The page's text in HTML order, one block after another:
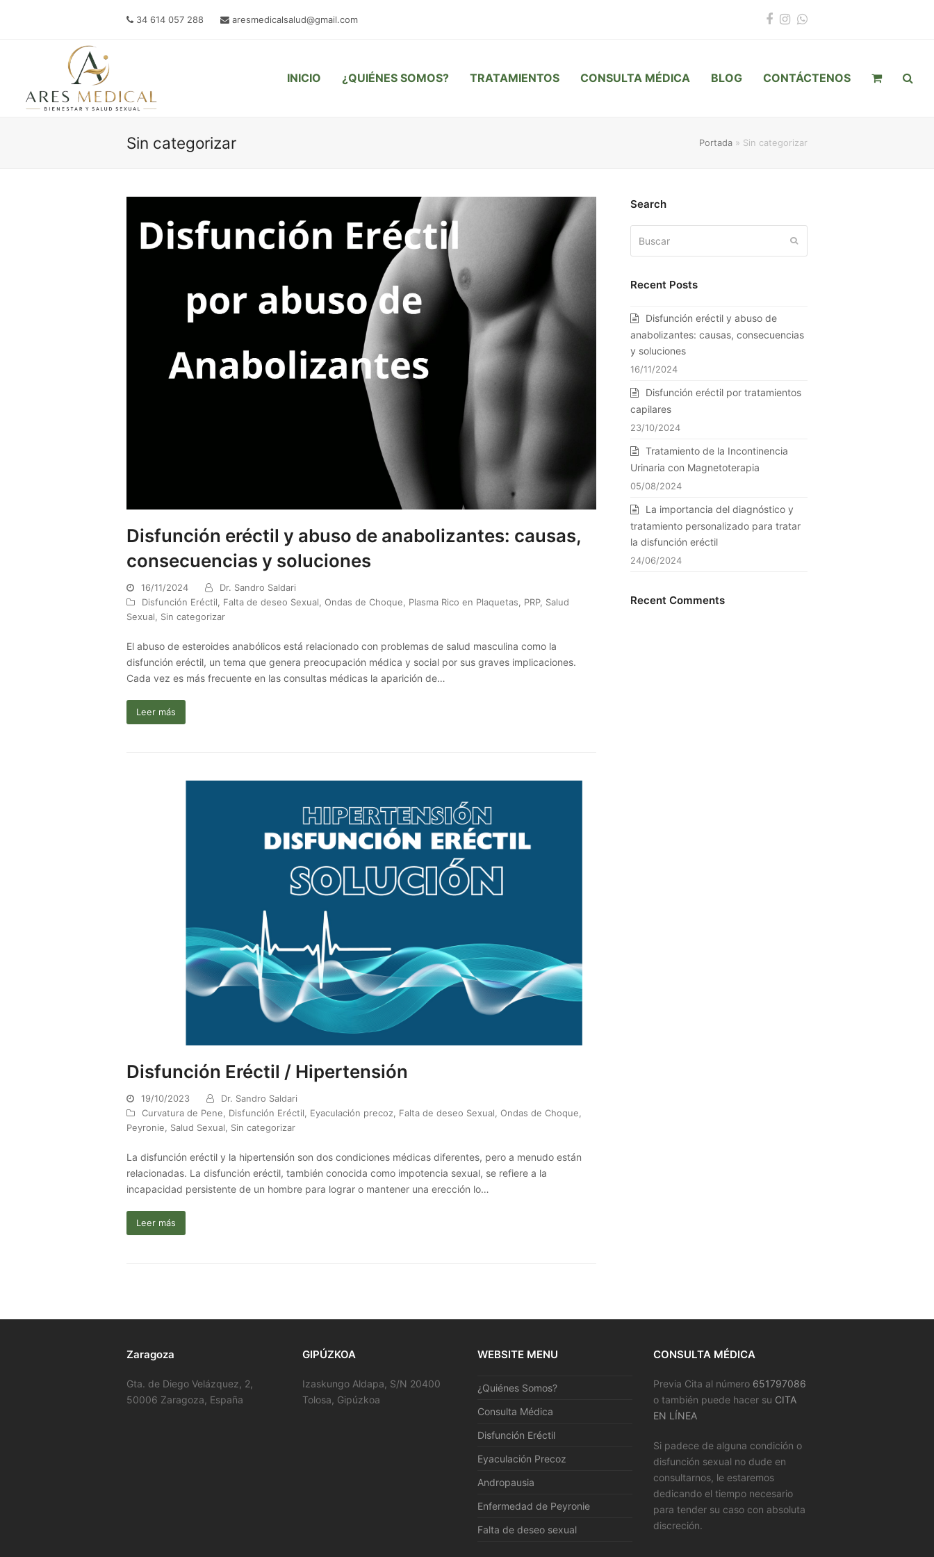
34 614 057 288 aresmedicalsalud@gmail.com Facebook
Instagram
Whatsapp
INICIO ¿QUIÉNES SOMOS? TRATAMIENTOS CONSULTA MÉDICA BLOG CONTÁCTENOS
Sin categorizar Portada » Sin categorizar
Disfunción eréctil y abuso de anabolizantes: causas,
consecuencias y soluciones
16/11/2024
Dr. Sandro Saldari
Disfunción Eréctil, Falta de deseo Sexual, Ondas de Choque, Plasma Rico en Plaquetas, PRP, Salud
Sexual, Sin categorizar
El abuso de esteroides anabólicos está relacionado con problemas de salud masculina como la
disfunción eréctil, un tema que genera preocupación médica y social por sus graves implicaciones.
Cada vez es más frecuente en las consultas médicas la aparición de…
Leer más
Disfunción Eréctil / Hipertensión
19/10/2023
Dr. Sandro Saldari
Curvatura de Pene
Disfunción Eréctil Eyaculación precoz Falta de deseo Sexual Ondas de Choque
Peyronie
Salud Sexual Sin categorizar
La disfunción eréctil y la hipertensión son dos condiciones médicas diferentes, pero a menudo están
relacionadas. La disfunción eréctil, también conocida como impotencia sexual, se refiere a la
incapacidad persistente de un hombre para lograr o mantener una erección lo…
Leer más
Search
Recent Posts
Disfunción eréctil y abuso de
anabolizantes: causas, consecuencias
y soluciones
16/11/2024
Disfunción eréctil por tratamientos
capilares
23/10/2024
Tratamiento de la Incontinencia
Urinaria con Magnetoterapia
05/08/2024
La importancia del diagnóstico y
tratamiento personalizado para tratar
la disfunción eréctil
24/06/2024
Recent Comments
Zaragoza
Gta. de Diego Velázquez, 2,
50006 Zaragoza, España
GIPÚZKOA
Izaskungo Aldapa, S/N 20400
Tolosa, Gipúzkoa
WEBSITE MENU
¿Quiénes Somos?
Consulta Médica
Disfunción Eréctil
Eyaculación Precoz
Andropausia
Enfermedad de Peyronie
Falta de deseo sexual
CONSULTA MÉDICA
Previa Cita al número 651797086
o también puede hacer su CITA
EN LÍNEA
Si padece de alguna condición o
disfunción sexual no dude en
consultarnos, le estaremos
dedicando el tiempo necesario
para tender su caso con absoluta
discreción.